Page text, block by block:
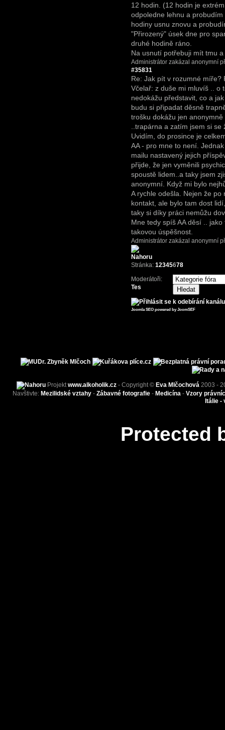
12 hodin. (12 hodin je
odpoledne lehnu a
hodiny usnu znovu a
"Přirozený" úsek dne pro
druhé hodině ráno.
Na usnutí potřebuji mít tmu
Administrátor zakázal anonymní
#35831
Re: Jak pít v rozumné míře?
Včelař: z duše mi mluvíš .. o
nedokážu představit, co a
budu si připadat děsně
trošku dokážu jen
..trapárna a zatím jsem si
Uvidím, do prosince je
AA - pro mne to není.
mailu nastavený jejich
přijde, že jen vyměnili
spoustě lidem..a taky jsem
anonymní. Když mi bylo
A rychle odešla. Nejen že
kontakt, ale bylo tam dost
taky si díky práci nemůžu
Mne tedy spíš AA děsí ..
takovou úspěšnost.
Administrátor zakázal anonymní
Stránka:12345678
Moderátoři:
Tes
Joomla SEO powered by JoomSEF
Projektwww.alkoholik.cz - Copyright © Eva Mlčochová 2003 -
Navštivte: Mezilidské vztahy - Zábavné fotografie - Medicína - Vzory
Itálie -
Protected